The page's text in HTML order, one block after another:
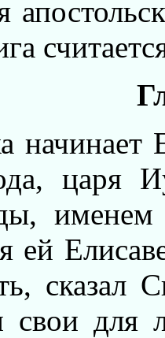
начинает
царя
ей
сказал
свои